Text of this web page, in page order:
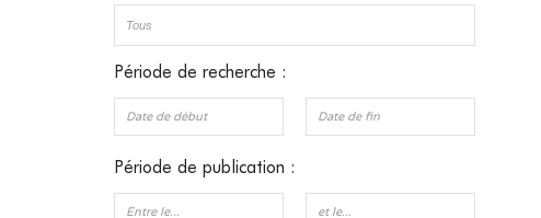
Période de recherche :
Période de publication :